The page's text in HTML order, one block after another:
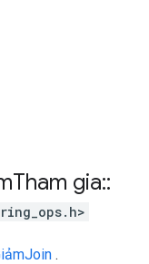
Tham gia::
.